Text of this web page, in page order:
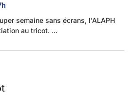
semaine sans écrans, l'ALAPH
au tricot. ...